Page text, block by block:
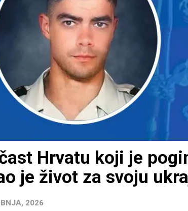
Hrvatu koji je
je život za svoju
2026